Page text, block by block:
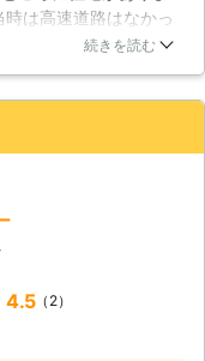
円～といったよう
と、HPの表示金額よ
ね上がることが考えら
業が終了してみたら、
頼したい」 弊社は
安心してご相談をいた
●終わりに 伐
、伸びすぎてしまった
ことができます。お客
手入れする手間が無く
は高速道路はなかっ
わりにと思って植え
剪定もできるという
続きを読む
4.5（2）